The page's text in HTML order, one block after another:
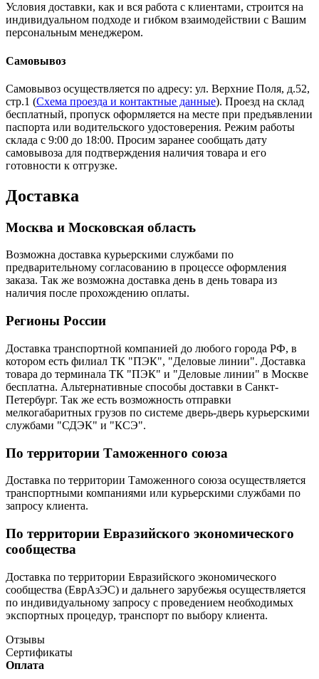
Условия доставки, как и вся работа с клиентами, строится на
индивидуальном подходе и гибком взаимодействии с Вашим
персональным менеджером.
Самовывоз
Самовывоз осуществляется по адресу: ул. Верхние Поля, д.52,
стр.1 (Схема проезда и контактные данные). Проезд на склад
бесплатный, пропуск оформляется на месте при предъявлении
паспорта или водительского удостоверения. Режим работы
склада с 9:00 до 18:00. Просим заранее сообщать дату
самовывоза для подтверждения наличия товара и его
готовности к отгрузке.
Доставка
Москва и Московская область
Возможна доставка курьерскими службами по
предварительному согласованию в процессе оформления
заказа. Так же возможна доставка день в день товара из
наличия после прохождению оплаты.
Регионы России
Доставка транспортной компанией до любого города РФ, в
котором есть филиал ТК "ПЭК", "Деловые линии". Доставка
товара до терминала ТК "ПЭК" и "Деловые линии" в Москве
бесплатна. Альтернативные способы доставки в Санкт-
Петербург. Так же есть возможность отправки
мелкогабаритных грузов по системе дверь-дверь курьерскими
службами "СДЭК" и "КСЭ".
По территории Таможенного союза
Доставка по территории Таможенного союза осуществляется
транспортными компаниями или курьерскими службами по
запросу клиента.
По территории Евразийского экономического
сообщества
Доставка по территории Евразийского экономического
сообщества (ЕврАзЭС) и дальнего зарубежья осуществляется
по индивидуальному запросу с проведением необходимых
экспортных процедур, транспорт по выбору клиента.
Отзывы
Сертификаты
Оплата